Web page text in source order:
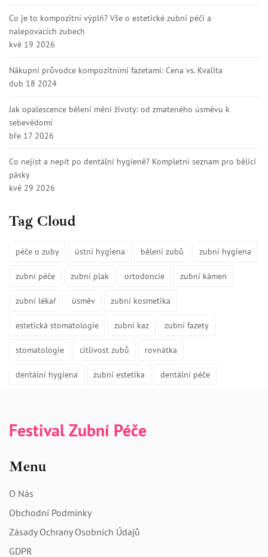
Co je to kompozitní výplň? Vše o estetické zubní péči a
nalepovacích zubech
kvě 19 2026
Nákupní průvodce kompozitními fazetami: Cena vs. Kvalita
dub 18 2024
Jak opalescence bělení mění životy: od zmateného úsměvu k
sebevědomí
bře 17 2026
Co nejíst a nepít po dentální hygieně? Kompletní seznam pro bělicí
pásky
kvě 29 2026
Tag Cloud
péče o zuby ústní hygiena bělení zubů zubní hygiena
zubní péče zubní plak ortodoncie zubní kámen
zubní lékař úsměv zubní kosmetika
estetická stomatologie zubní kaz zubní fazety
stomatologie citlivost zubů rovnátka
dentální hygiena zubní estetika dentální péče
Festival Zubní Péče
Menu
O Nás
Obchodní Podmínky
Zásady Ochrany Osobních Údajů
GDPR